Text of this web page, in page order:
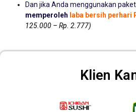
Dan jika Anda menggunakan
memperoleh laba bersih perhari
125.000 – Rp. 2.777)
Klien